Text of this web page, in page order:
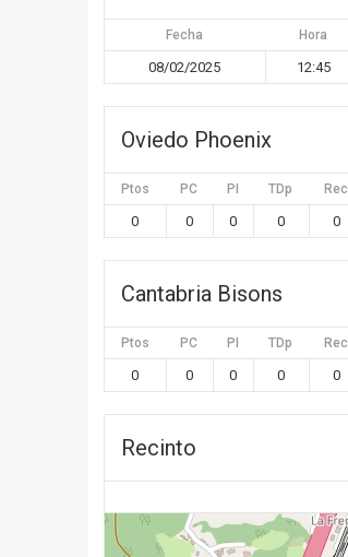
Fecha Hora
08/02/2025 12:45
Oviedo Phoenix
Ptos PC PI TDp Rec
0 0 0 0 0
Cantabria Bisons
Ptos PC PI TDp Rec
0 0 0 0 0
Recinto